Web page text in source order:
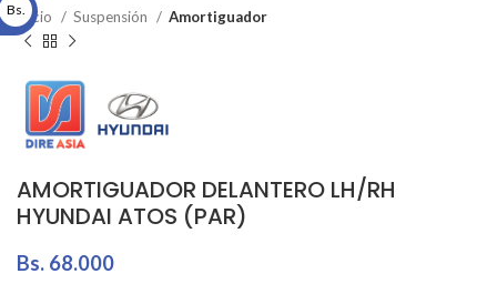
Inicio Suspensión Amortiguador
AMORTIGUADOR DELANTERO LH/RH
HYUNDAI ATOS (PAR)
Bs. 68.000
Bs.